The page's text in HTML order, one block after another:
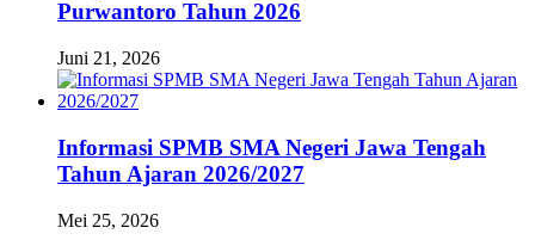
Purwantoro Tahun 2026
Juni 21, 2026
Informasi SPMB SMA Negeri Jawa Tengah
Tahun Ajaran 2026/2027
Mei 25, 2026